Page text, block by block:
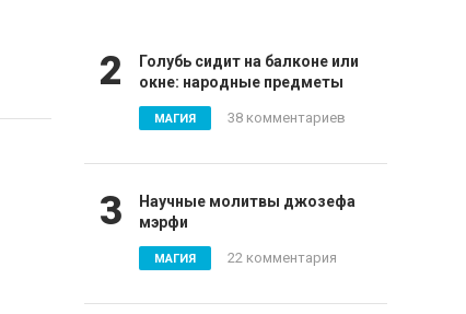
2
Голубь сидит на балконе или
окне: народные предметы
МАГИЯ 38 комментариев
3
Научные молитвы джозефа
мэрфи
МАГИЯ 22 комментария